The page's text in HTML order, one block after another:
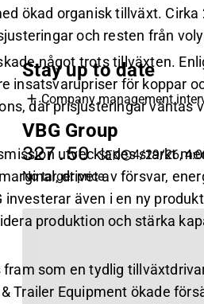
ökad organisk tillväxt. Cirka
och resten från
något trots tillväxten.
insatsvarupriser för koppar
där prisjusteringar väntas
utvecklades starkt
drivet av försvar,
investerar även i en ny
produktion och stärka
som en tydlig
Trailer Equipment ökade
Stay up to date
Company management
VBG Group
327.50 SEK
4/29/26,
No target price